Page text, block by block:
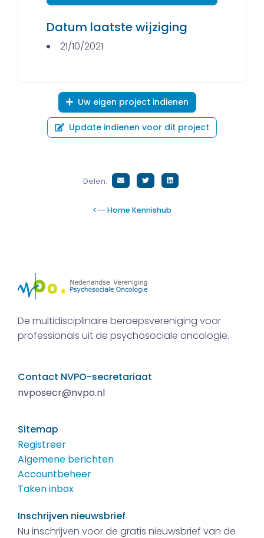
Datum laatste wijziging
21/10/2021
Uw eigen project indienen
Update indienen voor dit project
Delen:
<-- Home Kennishub
De multidisciplinaire beroepsvereniging voor
professionals uit de psychosociale oncologie.
Contact NVPO-secretariaat
nvposecr@nvpo.nl
Sitemap
Registreer
Algemene berichten
Accountbeheer
Taken inbox
Inschrijven nieuwsbrief
Nu inschrijven voor de gratis nieuwsbrief van de